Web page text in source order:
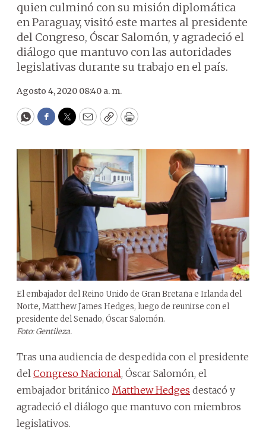
quien culminó con su misión diplomática
en Paraguay, visitó este martes al presidente
del Congreso, Óscar Salomón, y agradeció el
diálogo que mantuvo con las autoridades
legislativas durante su trabajo en el país.
Agosto 4, 2020 08:40 a. m.
WhatsApp
Facebook
Twitter
EmailCopyPrint
El embajador del Reino Unido de Gran Bretaña e Irlanda del
Norte, Matthew James Hedges, luego de reunirse con el
presidente del Senado, Óscar Salomón.
Foto: Gentileza.
Tras una audiencia de despedida con el presidente
del Congreso Nacional, Óscar Salomón, el
embajador británico Matthew Hedges destacó y
agradeció el diálogo que mantuvo con miembros
legislativos.